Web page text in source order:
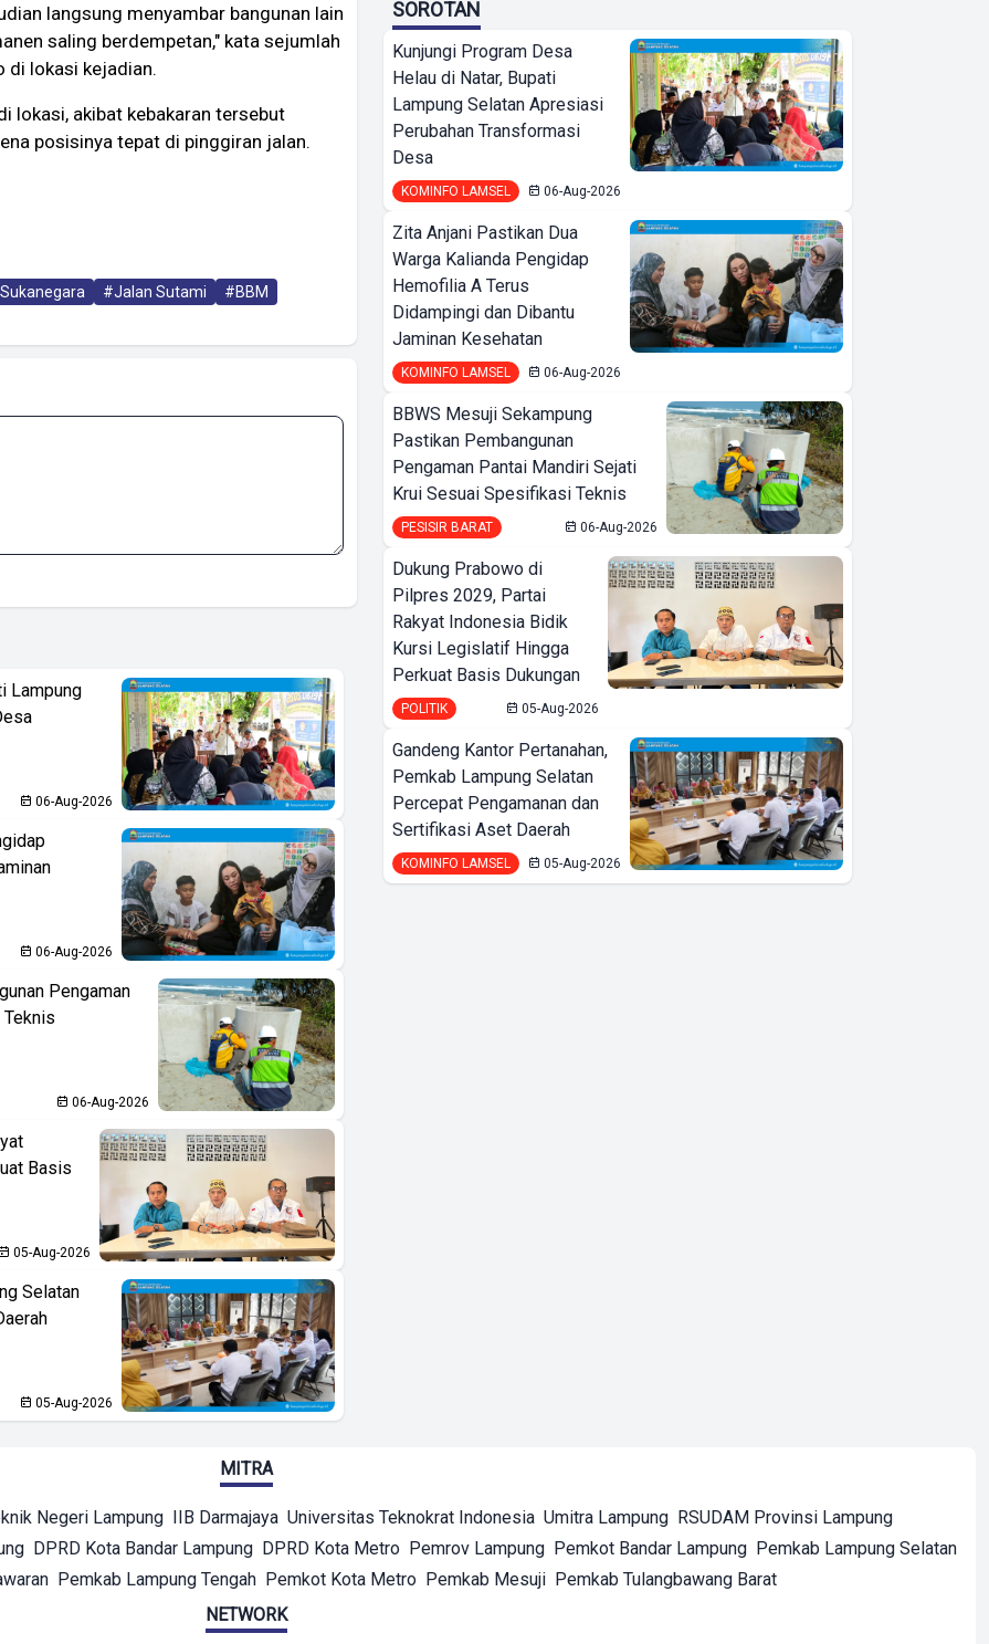
langsung menyambar bangunan lain
saling berdempetan," kata sejumlah
di lokasi kejadian.
lokasi, akibat kebakaran tersebut
posisinya tepat di pinggiran jalan.
#Jalan Sutami
#BBM
Lampung
06-Aug-2026
06-Aug-2026
Pengaman
06-Aug-2026
Basis
05-Aug-2026
Selatan
05-Aug-2026
SOROTAN
Kunjungi Program Desa
Helau di Natar, Bupati
Lampung Selatan Apresiasi
Perubahan Transformasi
Desa
KOMINFO LAMSEL 06-Aug-2026
Zita Anjani Pastikan Dua
Warga Kalianda Pengidap
Hemofilia A Terus
Didampingi dan Dibantu
Jaminan Kesehatan
KOMINFO LAMSEL 06-Aug-2026
BBWS Mesuji Sekampung
Pastikan Pembangunan
Pengaman Pantai Mandiri Sejati
Krui Sesuai Spesifikasi Teknis
PESISIR BARAT 06-Aug-2026
Dukung Prabowo di
Pilpres 2029, Partai
Rakyat Indonesia Bidik
Kursi Legislatif Hingga
Perkuat Basis Dukungan
POLITIK 05-Aug-2026
Gandeng Kantor Pertanahan,
Pemkab Lampung Selatan
Percepat Pengamanan dan
Sertifikasi Aset Daerah
KOMINFO LAMSEL 05-Aug-2026
MITRA
Negeri Lampung IIB Darmajaya Universitas Teknokrat Indonesia Umitra Lampung RSUDAM Provinsi Lampung
DPRD Kota Bandar Lampung DPRD Kota Metro Pemrov Lampung Pemkot Bandar Lampung Pemkab Lampung Selatan
Pemkab Lampung Tengah Pemkot Kota Metro Pemkab Mesuji Pemkab Tulangbawang Barat
NETWORK